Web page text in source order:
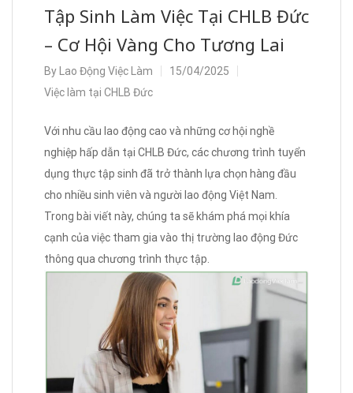
Tập Sinh Làm Việc Tại CHLB Đức
– Cơ Hội Vàng Cho Tương Lai
By Lao Động Việc Làm
15/04/2025
Việc làm tại CHLB Đức
Với nhu cầu lao động cao và những cơ hội nghề
nghiệp hấp dẫn tại CHLB Đức, các chương trình tuyển
dụng thực tập sinh đã trở thành lựa chọn hàng đầu
cho nhiều sinh viên và người lao động Việt Nam.
Trong bài viết này, chúng ta sẽ khám phá mọi khía
cạnh của việc tham gia vào thị trường lao động Đức
thông qua chương trình thực tập.